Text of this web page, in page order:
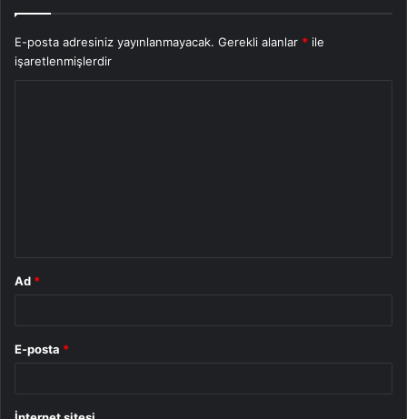
E-posta adresiniz yayınlanmayacak. Gerekli alanlar * ile
işaretlenmişlerdir
Ad *
E-posta *